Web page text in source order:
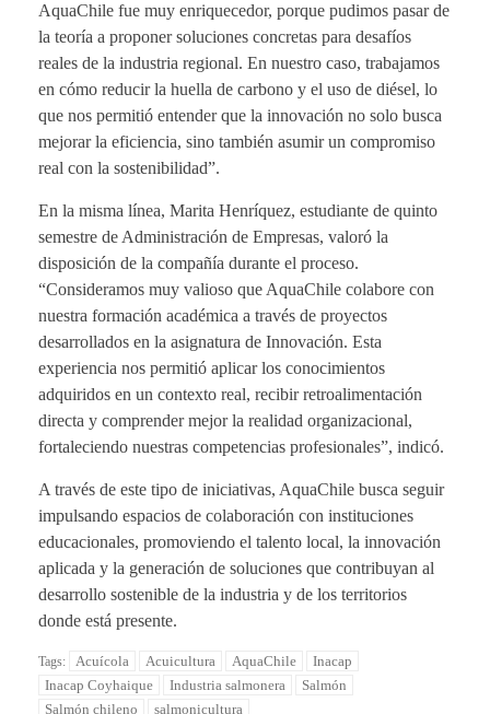
AquaChile fue muy enriquecedor, porque pudimos pasar de
la teoría a proponer soluciones concretas para desafíos
reales de la industria regional. En nuestro caso, trabajamos
en cómo reducir la huella de carbono y el uso de diésel, lo
que nos permitió entender que la innovación no solo busca
mejorar la eficiencia, sino también asumir un compromiso
real con la sostenibilidad”.
En la misma línea, Marita Henríquez, estudiante de quinto
semestre de Administración de Empresas, valoró la
disposición de la compañía durante el proceso.
“Consideramos muy valioso que AquaChile colabore con
nuestra formación académica a través de proyectos
desarrollados en la asignatura de Innovación. Esta
experiencia nos permitió aplicar los conocimientos
adquiridos en un contexto real, recibir retroalimentación
directa y comprender mejor la realidad organizacional,
fortaleciendo nuestras competencias profesionales”, indicó.
A través de este tipo de iniciativas, AquaChile busca seguir
impulsando espacios de colaboración con instituciones
educacionales, promoviendo el talento local, la innovación
aplicada y la generación de soluciones que contribuyan al
desarrollo sostenible de la industria y de los territorios
donde está presente.
Tags: Acuícola Acuicultura AquaChile
Inacap
Inacap Coyhaique
Industria salmonera
Salmón
Salmón chileno
salmonicultura